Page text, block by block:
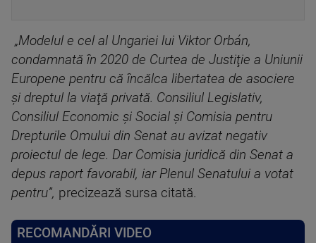
„Modelul e cel al Ungariei lui Viktor Orbán,
condamnată în 2020 de Curtea de Justiţie a Uniunii
Europene pentru că încălca libertatea de asociere
şi dreptul la viaţă privată. Consiliul Legislativ,
Consiliul Economic şi Social şi Comisia pentru
Drepturile Omului din Senat au avizat negativ
proiectul de lege. Dar Comisia juridică din Senat a
depus raport favorabil, iar Plenul Senatului a votat
pentru”, precizează sursa citată.
RECOMANDĂRI VIDEO